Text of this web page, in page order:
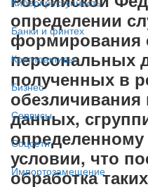
Банки и финтех
Криптоактивы
Бизнес
Сервисы
Соцсети
Импортозамещение
определении
формирования
персональных
полученных в
данных,
условии, что
обработка